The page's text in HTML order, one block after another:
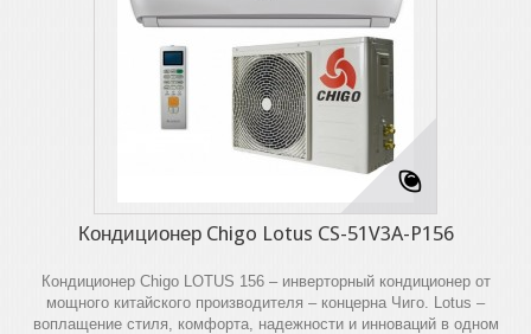
Кондиционер Chigo Lotus CS-51V3A-P156
Кондиционер Chigo LOTUS 156 – инверторный кондиционер от
мощного китайского производителя – концерна Чиго. Lotus –
воплащение стиля, комфорта, надежности и инноваций в одном